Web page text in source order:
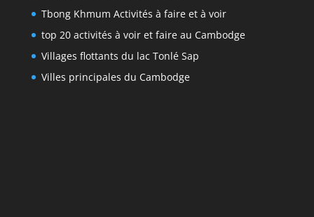
Tbong Khmum Activités à faire et à voir
top 20 activités à voir et faire au Cambodge
Villages flottants du lac Tonlé Sap
Villes principales du Cambodge